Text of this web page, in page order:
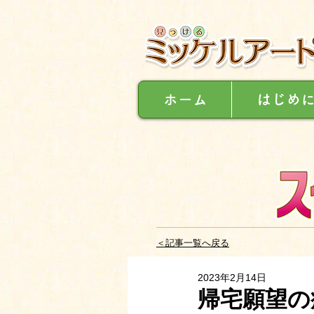
ホーム はじめ
＜記事一覧へ戻る
帰宅願望
2023年2月14日